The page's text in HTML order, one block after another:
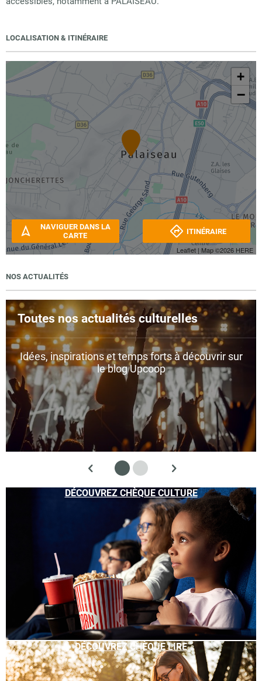
LOCALISATION & ITINÉRAIRE
+
−
Leaflet | Map ©2026 HERE
NAVIGUER DANS LA
CARTE
ITINÉRAIRE
NOS ACTUALITÉS
Toutes nos actualités culturelles
Idées, inspirations et temps forts à découvrir sur
le blog Upcoop
DÉCOUVREZ CHÈQUE CULTURE
DÉCOUVREZ CHÈQUE LIRE